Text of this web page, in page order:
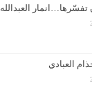
تفسّرها…انمار العبدالله
العبادي